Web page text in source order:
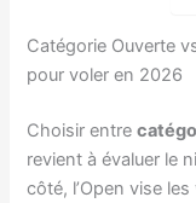
Catégorie Ouverte
pour voler en 2026
Choisir entre
revient à évaluer le
côté, l’Open vise